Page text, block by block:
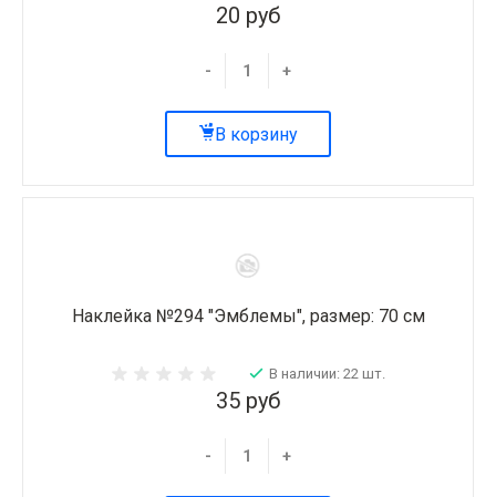
20 руб
- +
В корзину
Наклейка №294 "Эмблемы", размер: 70 см
В наличии: 22 шт.
35 руб
- +